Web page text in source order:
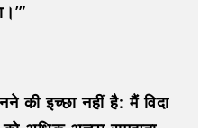
की इच्छा नहीं है: मैं विदा